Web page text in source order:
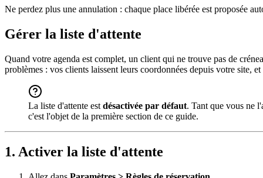
Ne perdez plus une annulation : chaque place libérée est proposée
Gérer la liste d'attente
Quand votre agenda est complet, un client qui ne trouve pas de
problèmes : vos clients laissent leurs coordonnées depuis votre site,
La liste d'attente est désactivée par défaut. Tant que vous ne
c'est l'objet de la première section de ce guide.
1. Activer la liste d'attente